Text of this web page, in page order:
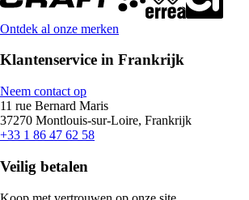
Ontdek al onze merken
Klantenservice in Frankrijk
Neem contact op
11 rue Bernard Maris
37270 Montlouis-sur-Loire, Frankrijk
+33 1 86 47 62 58
Veilig betalen